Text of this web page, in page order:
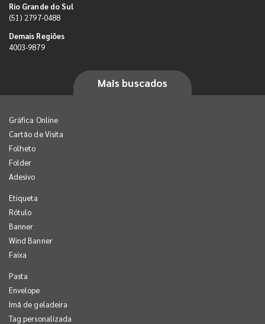
Rio Grande do Sul
(51) 2797-0488
Demais Regiões
4003-9879
Mais buscados
Gráfica Online
Cartão de Visita
Folheto
Folder
Adesivo
Etiqueta
Rótulo
Banner
Wind Banner
Faixa
Pasta
Envelope
Imã de geladeira
Tag personalizada